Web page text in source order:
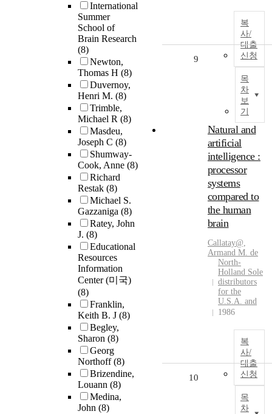
International
Summer
School of
Brain Research
(8)
Newton,
Thomas H (8)
Duvernoy,
Henri M. (8)
Trimble,
Michael R (8)
Masdeu,
Joseph C (8)
Shumway-
Cook, Anne (8)
Richard
Restak (8)
Michael S.
Gazzaniga (8)
Ratey, John
J. (8)
Educational
Resources
Information
Center (미국)
(8)
Franklin,
Keith B. J (8)
Begley,
Sharon (8)
Georg
Northoff(8)
Brizendine,
Louann (8)
Medina,
John (8)
복
사/
대출
신청
목
차
보
기
9
Natural and
artificial
intelligence :
processor
systems
compared to
the human
brain
Callatay@,
Armand M. de
North-
Holland Sole
distributors
for the
U.S.A. and
1986
복
사/
대출
신청
목
차
10